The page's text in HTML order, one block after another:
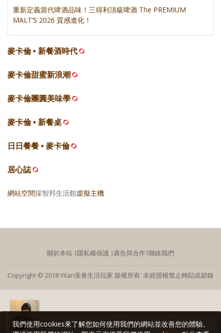
重新定義當代啤酒品味！三得利頂級啤酒 The PREMIUM
MALT’S 2026 質感進化！
麥卡倫 • 新餐酒時代
麥卡倫甜蜜新浪潮
麥卡倫團圓美味學
麥卡倫 • 新餐桌
日日餐餐 • 麥卡倫
居心誌
網站空間採智邦生活館虛擬主機
關於本站 ∣隱私權保護 ∣廣告與合作∣聯絡我們
Copyright © 2018 Yilan美食生活玩家 版權所有 未經授權禁止轉貼或節錄
我們使用cookies來了解您如何使用我們的網站並改善您的體驗。